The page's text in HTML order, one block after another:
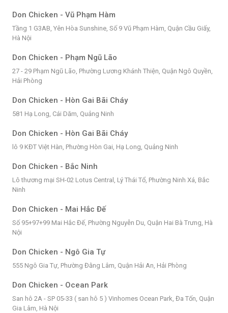
Don Chicken - Vũ Phạm Hàm
Tầng 1 G3AB, Yên Hòa Sunshine, Số 9 Vũ Phạm Hàm, Quận Cầu Giấy,
Hà Nội
Don Chicken - Phạm Ngũ Lão
27 - 29 Phạm Ngũ Lão, Phường Lương Khánh Thiện, Quận Ngô Quyền,
Hải Phòng
Don Chicken - Hòn Gai Bãi Cháy
581 Hạ Long, Cái Dăm, Quảng Ninh
Don Chicken - Hòn Gai Bãi Cháy
lô 9 KĐT Việt Hàn, Phường Hòn Gai, Hạ Long, Quảng Ninh
Don Chicken - Bắc Ninh
Lô thương mại SH-02 Lotus Central, Lý Thái Tổ, Phường Ninh Xá, Bắc
Ninh
Don Chicken - Mai Hắc Đế
Số 95+97+99 Mai Hắc Đế, Phường Nguyễn Du, Quận Hai Bà Trưng, Hà
Nội
Don Chicken - Ngô Gia Tự
555 Ngô Gia Tự, Phường Đằng Lâm, Quận Hải An, Hải Phòng
Don Chicken - Ocean Park
San hô 2A - SP 05-33 ( san hô 5 ) Vinhomes Ocean Park, Đa Tốn, Quận
Gia Lâm, Hà Nội